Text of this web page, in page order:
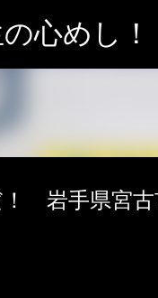
心めし！
！ 岩手県宮